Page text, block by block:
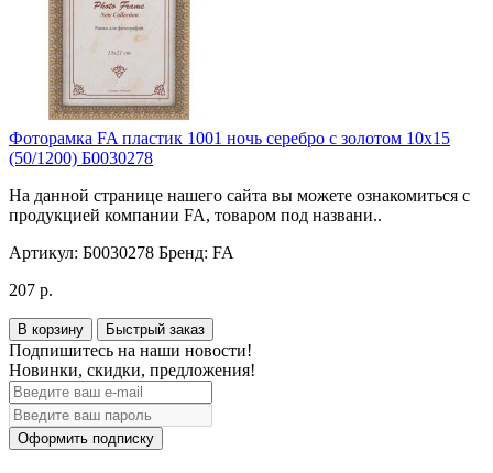
Фоторамка FA пластик 1001 ночь серебро с золотом 10х15
(50/1200) Б0030278
На данной странице нашего сайта вы можете ознакомиться с
продукцией компании FA, товаром под названи..
Артикул: Б0030278 Бренд: FA
207 р.
В корзину Быстрый заказ
Подпишитесь на наши новости!
Новинки, скидки, предложения!
Оформить подписку